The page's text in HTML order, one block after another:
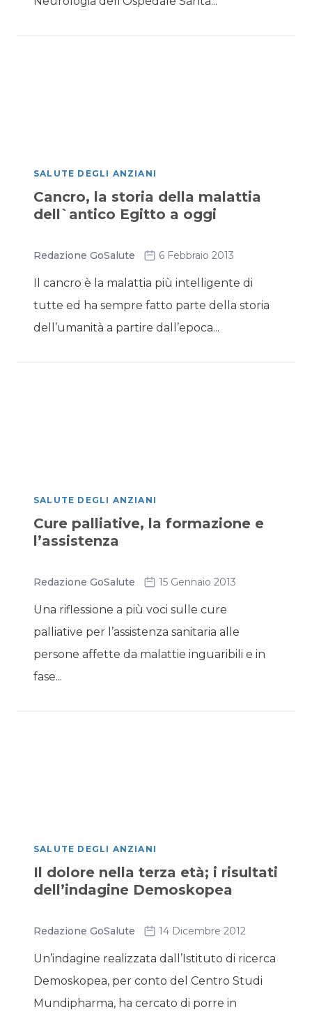
SALUTE DEGLI ANZIANI
Cancro, la storia della malattia
dell`antico Egitto a oggi
Redazione GoSalute 6 Febbraio 2013
Il cancro è la malattia più intelligente di
tutte ed ha sempre fatto parte della storia
dell’umanità a partire dall’epoca...
SALUTE DEGLI ANZIANI
Cure palliative, la formazione e
l’assistenza
Redazione GoSalute 15 Gennaio 2013
Una riflessione a più voci sulle cure
palliative per l’assistenza sanitaria alle
persone affette da malattie inguaribili e in
fase...
SALUTE DEGLI ANZIANI
Il dolore nella terza età; i risultati
dell’indagine Demoskopea
Redazione GoSalute 14 Dicembre 2012
Un’indagine realizzata dall’Istituto di ricerca
Demoskopea, per conto del Centro Studi
Mundipharma, ha cercato di porre in